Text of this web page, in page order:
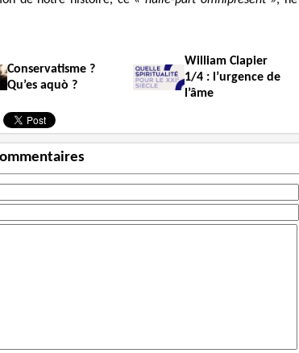
Conservatisme ?
Qu’es aquò ?
William Clapier
1/4 : l’urgence de
l’âme